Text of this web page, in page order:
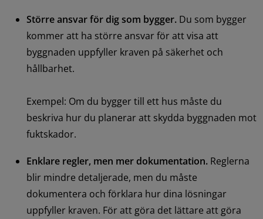
Större ansvar för dig som bygger. Du som bygger
kommer att ha större ansvar för att visa att
byggnaden uppfyller kraven på säkerhet och
hållbarhet.
Exempel: Om du bygger till ett hus måste du
beskriva hur du planerar att skydda byggnaden mot
fuktskador.
Enklare regler, men mer dokumentation. Reglerna
blir mindre detaljerade, men du måste
dokumentera och förklara hur dina lösningar
uppfyller kraven. För att göra det lättare att göra